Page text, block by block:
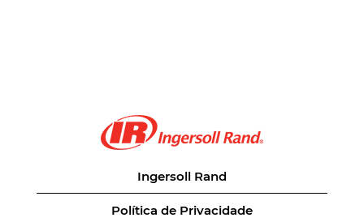
Ingersoll Rand
Política de Privacidade